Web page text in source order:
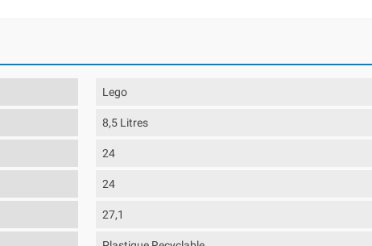
Lego
8,5 Litres
24
24
27,1